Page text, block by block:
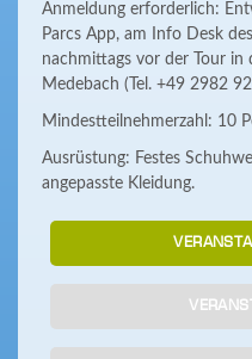
Anmeldung erforderlich:
Parcs App, am Info Desk
nachmittags vor der Tour
Medebach (Tel. +49 2982
Mindestteilnehmerzahl: 10
Ausrüstung: Festes
angepasste Kleidung.